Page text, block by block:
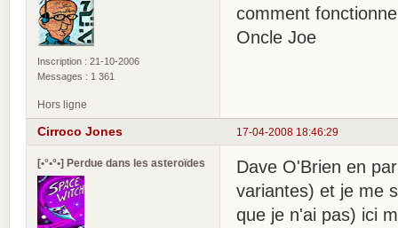
Inscription : 21-10-2006
Messages : 1 361
comment
Oncle Joe
Hors ligne
17-04-2008 18:46:29
Cirroco Jones
[•°•°•] Perdue dans les asteroïdes
Dave O'Brien en
variantes) et je me
que je n'ai pas) ici